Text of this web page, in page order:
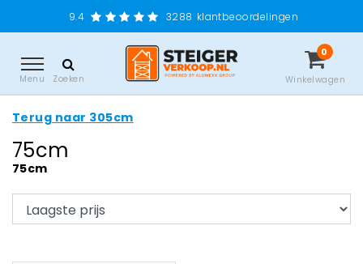
3288 klantbeoordelingen
Menu Zoeken
0
Winkelwagen
Terug naar 305cm
75cm
75cm